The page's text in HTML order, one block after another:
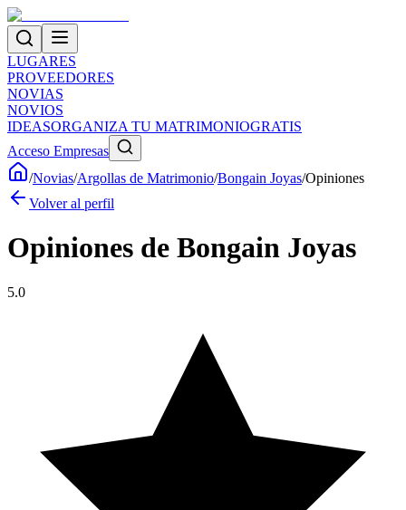
LUGARES
PROVEEDORES
NOVIAS
NOVIOS
IDEASORGANIZA TU MATRIMONIOGRATIS
Acceso Empresas
/Novias/Argollas de Matrimonio/Bongain Joyas/Opiniones
Volver al perfil
Opiniones de Bongain Joyas
5.0